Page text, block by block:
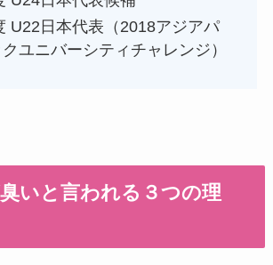
U22日本代表（2018アジアパ
ユニバーシティチャレンジ）
いと言われる３つの理